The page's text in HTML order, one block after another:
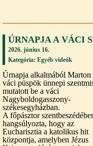
ÚRNAPJA A VÁCI
2026. június 16.
Kategória: Egyéb videók
Úrnapja alkalmából Marton
váci püspök ünnepi
mutatott be a váci
Nagyboldogasszony-
székesegyházban.
A főpásztor
hangsúlyozta, hogy az
Eucharisztia a katolikus hit
központja, amelyben Jézus